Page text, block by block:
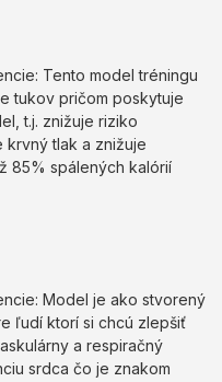
Tento model tréningu
tukov pričom poskytuje
t.j. znižuje riziko
tlak a znižuje
85% spálených kalórií
Model je ako stvorený
ľudí ktorí si chcú zlepšiť
a respiračný
srdca čo je znakom